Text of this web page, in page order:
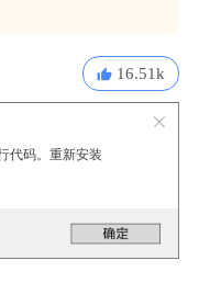
16.51k
代码。重新安装